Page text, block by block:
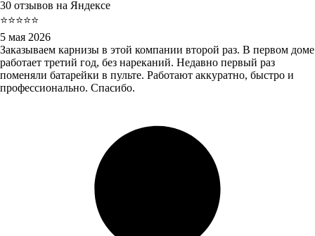
30 отзывов на Яндексе
⭐⭐⭐⭐⭐
5 мая 2026
Заказываем карнизы в этой компании второй раз. В первом доме
работает третий год, без нареканий. Недавно первый раз
поменяли батарейки в пульте. Работают аккуратно, быстро и
профессионально. Спасибо.